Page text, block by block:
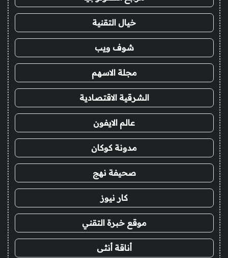
خيال التقنية
شوف ويب
مجلة الاسهم
الشرقية الاقتصادية
عالم الايفون
مدونة كوكان
صحيفة نهج
كار نيوز
موقع خبرة التقني
أناقة أنثى